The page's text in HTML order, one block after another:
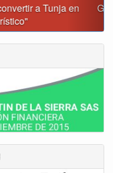
120 proyectos
millones